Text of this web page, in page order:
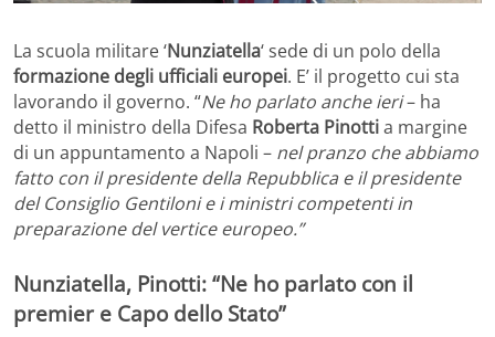
La scuola militare ‘Nunziatella‘ sede di un polo della
formazione degli ufficiali europei. E’ il progetto cui sta
lavorando il governo. “Ne ho parlato anche ieri– ha
detto il ministro della Difesa Roberta Pinottia margine
di un appuntamento a Napoli – nel pranzo che abbiamo
fatto con il presidente della Repubblica e il presidente
del Consiglio Gentiloni e i ministri competenti in
preparazione del vertice europeo.”
Nunziatella, Pinotti: “Ne ho parlato con il
premier e Capo dello Stato”